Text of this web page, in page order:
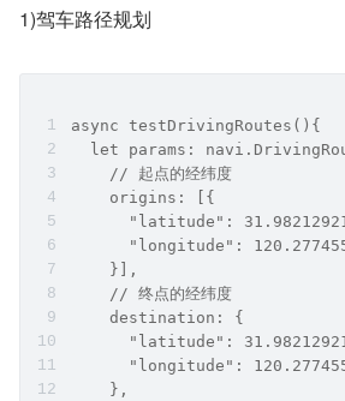
1)驾车路径规划
async testDrivingRoutes(){
let params:
    // 起点的经纬度
    origins: [{
"latitude":
"longitude":
    }],
    // 终点的经纬度
    destination: {
"latitude":
"longitude":
    },